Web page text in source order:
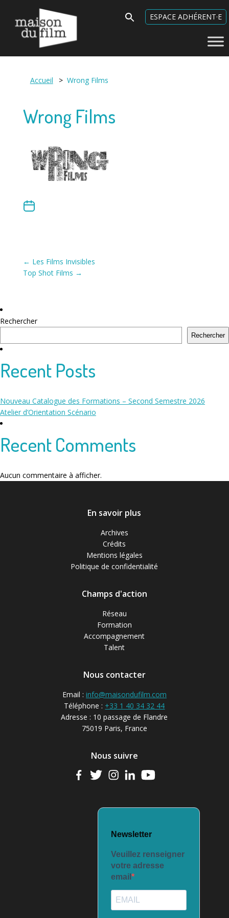
Maison du Film
Search
for:
ESPACE ADHÉRENT·E
Accueil > Wrong Films
Wrong Films
Navigation
de
← Les Films Invisibles
Top Shot Films →
Rechercher
Rechercher
Recent Posts
Nouveau Catalogue des Formations – Second Semestre 2026
Atelier d’Orientation Scénario
Recent Comments
Aucun commentaire à afficher.
En savoir plus
Archives
Crédits
Mentions légales
Politique de confidentialité
Champs d'action
Réseau
Formation
Accompagnement
Talent
Nous contacter
Email : info@maisondufilm.com
Téléphone : +33 1 40 34 32 44
Adresse : 10 passage de Flandre
75019 Paris, France
Nous suivre
Newsletter
Veuillez renseigner
votre adresse
email